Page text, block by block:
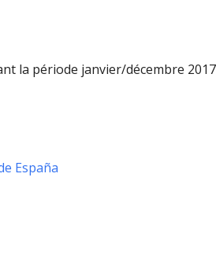
la période janvier/décembre 2017
España